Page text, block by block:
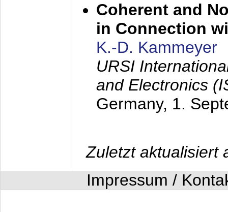
Coherent and
in Connection
K.-D. Kammeyer
URSI
and Electronics
Germany, 1.
Zuletzt aktualisiert
Impressum /